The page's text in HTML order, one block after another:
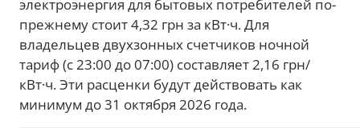
электроэнергия для бытовых потребителей по-
прежнему стоит 4,32 грн за кВт·ч. Для
владельцев двухзонных счетчиков ночной
тариф (с 23:00 до 07:00) составляет 2,16 грн/
кВт·ч. Эти расценки будут действовать как
минимум до 31 октября 2026 года.